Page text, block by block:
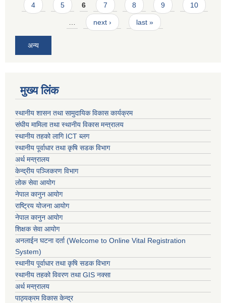
4 5 6 7 8 9 10
next › last »
अन्य
मुख्य लिंक
स्थानीय शासन तथा सामुदायिक विकास कार्यक्रम
संघीय मामिला तथा स्थानीय विकास मन्त्रालय
स्थानीय तहको लागि ICT ब्लग
स्थानीय पूर्वाधार तथा कृषि सडक विभाग
अर्थ मन्त्रालय
केन्द्रीय पञ्जिकरण विभाग
लोक सेवा आयोग
नेपाल कानुन आयोग
राष्ट्रिय योजना आयोग
नेपाल कानुन आयोग
शिक्षक सेवा आयोग
अनलाईन घटना दर्ता (Welcome to Online Vital Registration
System)
स्थानीय पूर्वाधार तथा कृषि सडक विभाग
स्थानीय तहको विवरण तथा GIS नक्सा
अर्थ मन्त्रालय
पाठ्यक्रम विकास केन्द्र